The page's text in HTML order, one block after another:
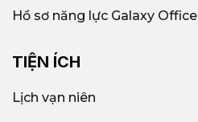
Hồ sơ năng lực Galaxy Office
TIỆN ÍCH
Lịch vạn niên